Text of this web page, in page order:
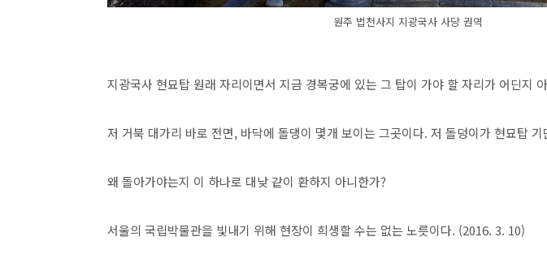
원주 법천사지 지광국사 사당 권역
지광국사 현묘탑 원래 자리이면서 지금 경복궁에 있는 그 탑이 가야 할 자리가 어딘지
저 거북 대가리 바로 전면, 바닥에 돌댕이 몇개 보이는 그곳이다. 저 돌덩이가 현묘탑 기
왜 돌아가야는지 이 하나로 대낮 같이 환하지 아니한가?
서울의 국립박물관을 빛내기 위해 현장이 희생할 수는 없는 노릇이다. (2016. 3. 10)